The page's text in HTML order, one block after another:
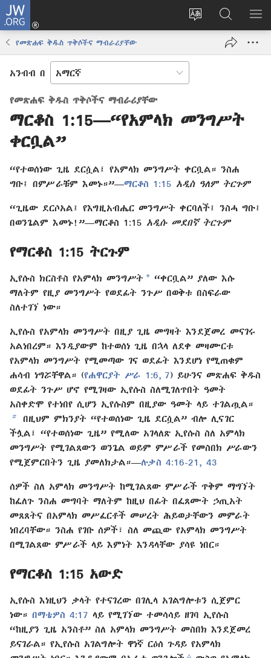
JW.ORG
የድረ
ግባ
(አዲስ
JW.ORG
ላይ
መፈለጊያ
የመጽሐፍ ቅዱስ ጥቅሶችና ማብራሪያቸው
አንብብ በ
የመጽሐፍ ቅዱስ ጥቅሶችና ማብራሪያቸው
ማርቆስ 1:15—“የአምላክ መንግሥት
ቀርቧል”
“የተወሰነው ጊዜ ደርሷል፤ የአምላክ መንግሥት ቀርቧል። ንስሐ
ግቡ፤ በምሥራቹም እመኑ።”—ማርቆስ 1:15 አዲስ ዓለም ትርጉም
“ጊዜው ደርሶአል፤ የእግዚአብሔር መንግሥት ቀርባለች፤ ንስሓ ግቡ፤
በወንጌልም እመኑ!”—ማርቆስ 1:15 አዲሱ መደበኛ ትርጉም
የማርቆስ 1:15 ትርጉም
ኢየሱስ ክርስቶስ የአምላክ መንግሥት a “ቀርቧል” ያለው እሱ
ማለትም የዚያ መንግሥት የወደፊት ንጉሥ በወቅቱ በስፍራው
ስለተገኘ ነው።
ኢየሱስ የአምላክ መንግሥት በዚያ ጊዜ መግዛት እንደጀመረ መናገሩ
አልነበረም። እንዲያውም ከተወሰነ ጊዜ በኋላ ለደቀ መዛሙርቱ
የአምላክ መንግሥት የሚመጣው ገና ወደፊት እንደሆነ የሚጠቁም
ሐሳብ ነግሯቸዋል። (የሐዋርያት ሥራ 1:6, 7) ይሁንና መጽሐፍ ቅዱስ
ወደፊት ንጉሥ ሆኖ የሚገዛው ኢየሱስ ስለሚገለጥበት ዓመት
አስቀድሞ የተነበየ ሲሆን ኢየሱስም በዚያው ዓመት ላይ ተገልጧል።
b
በዚህም ምክንያት “የተወሰነው ጊዜ ደርሷል” ብሎ ሊናገር
ችሏል፤ “የተወሰነው ጊዜ” የሚለው አገላለጽ ኢየሱስ ስለ አምላክ
መንግሥት የሚገልጸውን ወንጌል ወይም ምሥራች የመስበክ ሥራውን
የሚጀምርበትን ጊዜ ያመለክታል።—ሉቃስ 4:16-21, 43
ሰዎች ስለ አምላክ መንግሥት ከሚገልጸው ምሥራች ጥቅም ማግኘት
ከፈለጉ ንስሐ መግባት ማለትም ከዚህ በፊት በፈጸሙት ኃጢአት
መጸጸትና በአምላክ መሥፈርቶች መሠረት ሕይወታቸውን መምራት
ነበረባቸው። ንስሐ የገቡ ሰዎች፣ ስለ መጪው የአምላክ መንግሥት
በሚገልጸው ምሥራች ላይ እምነት እንዳላቸው ያሳዩ ነበር።
የማርቆስ 1:15 አውድ
ኢየሱስ እነዚህን ቃላት የተናገረው በገሊላ አገልግሎቱን ሲጀምር
ነው። በማቴዎስ 4:17 ላይ የሚገኘው ተመሳሳይ ዘገባ ኢየሱስ
“ከዚያን ጊዜ አንስቶ” ስለ አምላክ መንግሥት መስበክ እንደጀመረ
ይናገራል። የኢየሱስ አገልግሎት ዋነኛ ርዕሰ ጉዳይ የአምላክ